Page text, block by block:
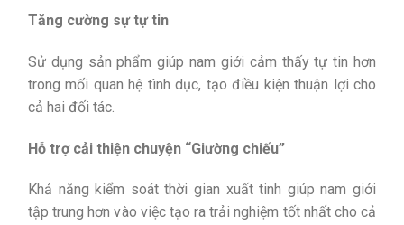
Tăng cường sự tự tin
Sử dụng sản phẩm giúp nam giới cảm thấy tự tin hơn
trong mối quan hệ tình dục, tạo điều kiện thuận lợi cho
cả hai đối tác.
Hỗ trợ cải thiện chuyện “Giường chiếu”
Khả năng kiểm soát thời gian xuất tinh giúp nam giới
tập trung hơn vào việc tạo ra trải nghiệm tốt nhất cho cả